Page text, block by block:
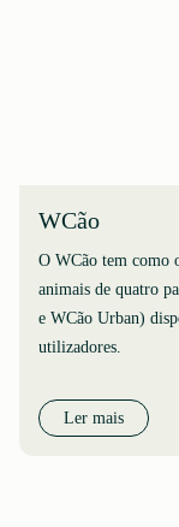
WCão
O WCão tem como
animais de quatro
e WCão Urban)
utilizadores.
Ler mais